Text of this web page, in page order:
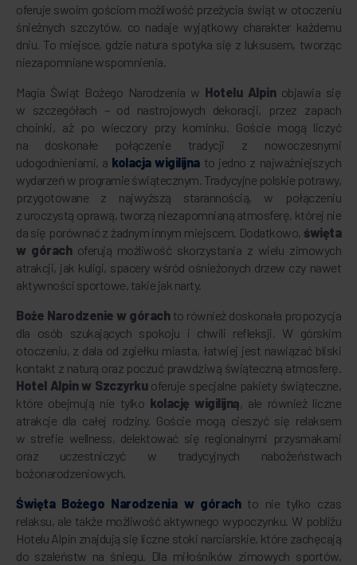
oferuje swoim gościom możliwość przeżycia świąt w otoczeniu
śnieżnych szczytów, co nadaje wyjątkowy charakter każdemu
dniu. To miejsce, gdzie natura spotyka się z luksusem, tworząc
niezapomniane wspomnienia.
Magia Świąt Bożego Narodzenia w Hotelu Alpinobjawia się
w szczegółach – od nastrojowych dekoracji, przez zapach
choinki, aż po wieczory przy kominku. Goście mogą liczyć
na doskonałe połączenie tradycji z nowoczesnymi
udogodnieniami, a kolacja wigilijnato jedno z najważniejszych
wydarzeń w programie świątecznym. Tradycyjne polskie potrawy,
przygotowane z najwyższą starannością, w połączeniu
z uroczystą oprawą, tworzą niezapomnianą atmosferę, której nie
da się porównać z żadnym innym miejscem. Dodatkowo, święta
w górachoferują możliwość skorzystania z wielu zimowych
atrakcji, jak kuligi, spacery wśród ośnieżonych drzew czy nawet
aktywności sportowe, takie jak narty.
Boże Narodzenie w górachto również doskonała propozycja
dla osób szukających spokoju i chwili refleksji. W górskim
otoczeniu, z dala od zgiełku miasta, łatwiej jest nawiązać bliski
kontakt z naturą oraz poczuć prawdziwą świąteczną atmosferę.
Hotel Alpin w Szczyrkuoferuje specjalne pakiety świąteczne,
które obejmują nie tylko kolację wigilijną, ale również liczne
atrakcje dla całej rodziny. Goście mogą cieszyć się relaksem
w strefie wellness, delektować się regionalnymi przysmakami
oraz uczestniczyć w tradycyjnych nabożeństwach
bożonarodzeniowych.
Święta Bożego Narodzenia w górachto nie tylko czas
relaksu, ale także możliwość aktywnego wypoczynku. W pobliżu
Hotelu Alpin znajdują się liczne stoki narciarskie, które zachęcają
do szaleństw na śniegu. Dla miłośników zimowych sportów,